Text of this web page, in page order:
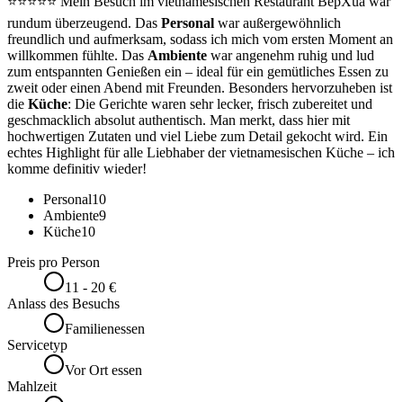
rundum überzeugend. Das Personal war außergewöhnlich
freundlich und aufmerksam, sodass ich mich vom ersten Moment an
willkommen fühlte. Das Ambiente war angenehm ruhig und lud
zum entspannten Genießen ein – ideal für ein gemütliches Essen zu
zweit oder einen Abend mit Freunden. Besonders hervorzuheben ist
die Küche: Die Gerichte waren sehr lecker, frisch zubereitet und
geschmacklich absolut authentisch. Man merkt, dass hier mit
hochwertigen Zutaten und viel Liebe zum Detail gekocht wird. Ein
echtes Highlight für alle Liebhaber der vietnamesischen Küche – ich
komme definitiv wieder!
Personal10
Ambiente9
Küche10
Preis pro Person
11 - 20 €
Anlass des Besuchs
Familienessen
Servicetyp
Vor Ort essen
Mahlzeit